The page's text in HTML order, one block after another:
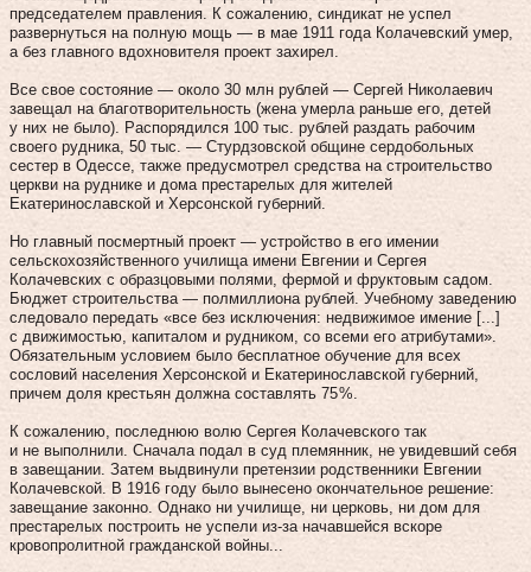
председателем правления. К сожалению, синдикат не успел
развернуться на полную мощь — в мае 1911 года Колачевский умер,
а без главного вдохновителя проект захирел.
Все свое состояние — около 30 млн рублей — Сергей Николаевич
завещал на благотворительность (жена умерла раньше его, детей
у них не было). Распорядился 100 тыс. рублей раздать рабочим
своего рудника, 50 тыс. — Стурдзовской общине сердобольных
сестер в Одессе, также предусмотрел средства на строительство
церкви на руднике и дома престарелых для жителей
Екатеринославской и Херсонской губерний.
Но главный посмертный проект — устройство в его имении
сельскохозяйственного училища имени Евгении и Сергея
Колачевских с образцовыми полями, фермой и фруктовым садом.
Бюджет строительства — полмиллиона рублей. Учебному заведению
следовало передать «все без исключения: недвижимое имение [...]
с движимостью, капиталом и рудником, со всеми его атрибутами».
Обязательным условием было бесплатное обучение для всех
сословий населения Херсонской и Екатеринославской губерний,
причем доля крестьян должна составлять 75 %.
К сожалению, последнюю волю Сергея Колачевского так
и не выполнили. Сначала подал в суд племянник, не увидевший себя
в завещании. Затем выдвинули претензии родственники Евгении
Колачевской. В 1916 году было вынесено окончательное решение:
завещание законно. Однако ни училище, ни церковь, ни дом для
престарелых построить не успели из‑за начавшейся вскоре
кровопролитной гражданской войны...